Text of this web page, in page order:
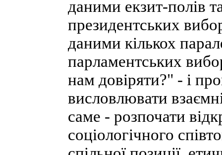
даними екзит-полів
президентських
даними кількох
парламентських
нам довіряти?" - і
висловлювати
саме - розпочати
соціологічного